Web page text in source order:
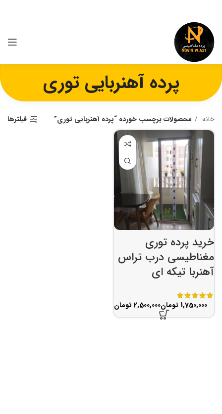
پرده آهنربایی توری
خانه محصولات برچسب خورده “پرده آهنربایی توری” فیلترها
خرید پرده توری
مغناطیسی درب تراس
آهنربا تیکه ای
تومان تومان